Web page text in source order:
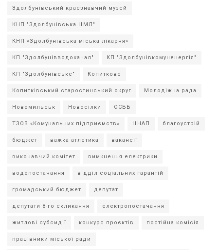
Здолбунівський краєзнавчий музей
КНП "Здолбунівська ЦМЛ"
КНП «Здолбунівська міська лікарня»
КП "Здолбунівводоканал" КП "Здолбунівкомуненергія"
КП "Здолбунівське" Копиткове
Копитківський старостинський округ Молодіжна рада
Новомильськ Новосілки ОСББ
ТЗОВ «Комунальних підприємств» ЦНАП благоустрій
бюджет важка атлетика вакансії
виконавчий комітет вимкнення електрики
водопостачання відділ соціальних гарантій
громадський бюджет депутат
депутати 8-го скликання електропостачання
житлові субсидії конкурс проєктів постійна комісія
працівники міської ради